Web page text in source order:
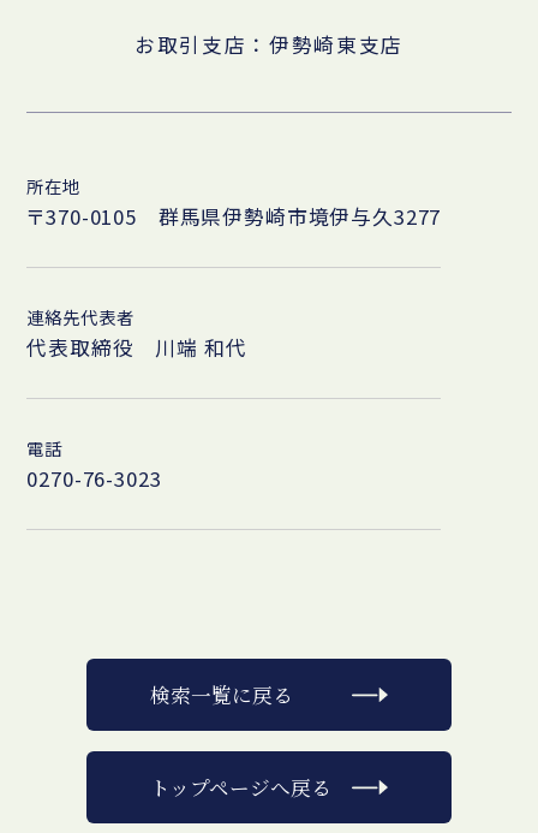
お取引支店：伊勢崎東支店
所在地
〒370-0105 群馬県伊勢崎市境伊与久3277
連絡先代表者
代表取締役 川端 和代
電話
0270-76-3023
検索一覧に戻る
トップページへ戻る